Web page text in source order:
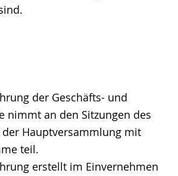
der Geschäfts- und
nimmt an den Sitzungen des
Hauptversammlung mit
teil.
erstellt im Einvernehmen